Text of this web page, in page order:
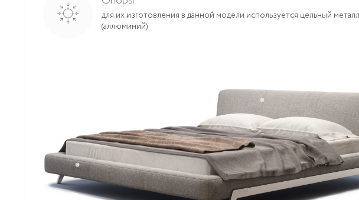
Каркас
каркас из березовой фанеры класса Е1 (Литва) и соснового бруса
для их изготовления в данной модели используется цельный металл
(аллюминий)